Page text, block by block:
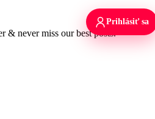
& never miss our best posts.
Prihlásiť sa